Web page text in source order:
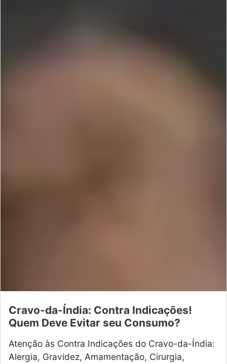
Cravo-da-Índia: Contra Indicações!
Quem Deve Evitar seu Consumo?
Atenção às Contra Indicações do Cravo-da-Índia:
Alergia, Gravidez, Amamentação, Cirurgia,